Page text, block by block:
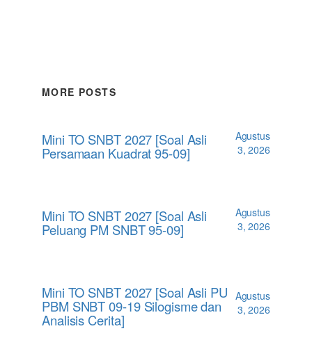
MORE POSTS
Mini TO SNBT 2027 [Soal Asli
Persamaan Kuadrat 95-09]
Agustus
3, 2026
Mini TO SNBT 2027 [Soal Asli
Peluang PM SNBT 95-09]
Agustus
3, 2026
Mini TO SNBT 2027 [Soal Asli PU
PBM SNBT 09-19 Silogisme dan
Analisis Cerita]
Agustus
3, 2026